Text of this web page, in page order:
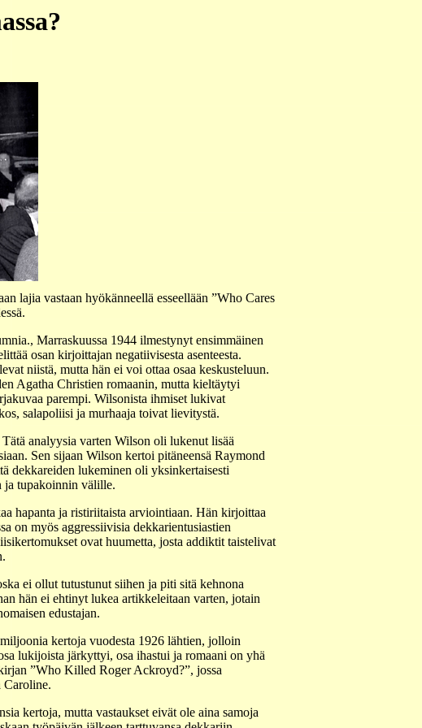
lajia vastaan hyökänneellä esseellään ”Who Cares
Marraskuussa 1944 ilmestynyt ensimmäinen
osan kirjoittajan negatiivisesta asenteesta.
niistä, mutta hän ei voi ottaa osaa keskusteluun.
Agatha Christien romaanin, mutta kieltäytyi
parempi. Wilsonista ihmiset lukivat
salapoliisi ja murhaaja toivat lievitystä.
analyysia varten Wilson oli lukenut lisää
Sen sijaan Wilson kertoi pitäneensä Raymond
dekkareiden lukeminen oli yksinkertaisesti
ja tupakoinnin välille.
hapanta ja ristiriitaista arviointiaan. Hän kirjoittaa
on myös aggressiivisia dekkarientusiastien
ovat huumetta, josta addiktit taistelivat
ei ollut tutustunut siihen ja piti sitä kehnona
hän ei ehtinyt lukea artikkeleitaan varten, jotain
edustajan.
kertoja vuodesta 1926 lähtien, jolloin
lukijoista järkyttyi, osa ihastui ja romaani on yhä
”Who Killed Roger Ackroyd?”, jossa
Caroline.
kertoja, mutta vastaukset eivät ole aina samoja